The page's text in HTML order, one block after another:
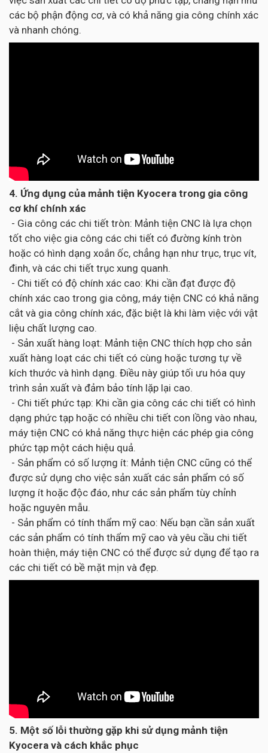
các bộ phận động cơ, và có khả năng gia công chính xác
và nhanh chóng.
4. Ứng dụng của mảnh tiện Kyocera trong gia công
cơ khí chính xác
- Gia công các chi tiết tròn: Mảnh tiện CNC là lựa chọn
tốt cho việc gia công các chi tiết có đường kính tròn
hoặc có hình dạng xoắn ốc, chẳng hạn như trục, trục vít,
đinh, và các chi tiết trục xung quanh.
- Chi tiết có độ chính xác cao: Khi cần đạt được độ
chính xác cao trong gia công, máy tiện CNC có khả năng
cắt và gia công chính xác, đặc biệt là khi làm việc với vật
liệu chất lượng cao.
- Sản xuất hàng loạt: Mảnh tiện CNC thích hợp cho sản
xuất hàng loạt các chi tiết có cùng hoặc tương tự về
kích thước và hình dạng. Điều này giúp tối ưu hóa quy
trình sản xuất và đảm bảo tính lặp lại cao.
- Chi tiết phức tạp: Khi cần gia công các chi tiết có hình
dạng phức tạp hoặc có nhiều chi tiết con lồng vào nhau,
máy tiện CNC có khả năng thực hiện các phép gia công
phức tạp một cách hiệu quả.
- Sản phẩm có số lượng ít: Mảnh tiện CNC cũng có thể
được sử dụng cho việc sản xuất các sản phẩm có số
lượng ít hoặc độc đáo, như các sản phẩm tùy chỉnh
hoặc nguyên mẫu.
- Sản phẩm có tính thẩm mỹ cao: Nếu bạn cần sản xuất
các sản phẩm có tính thẩm mỹ cao và yêu cầu chi tiết
hoàn thiện, máy tiện CNC có thể được sử dụng để tạo ra
các chi tiết có bề mặt mịn và đẹp.
5. Một số lỗi thường gặp khi sử dụng mảnh tiện
Kyocera và cách khắc phục